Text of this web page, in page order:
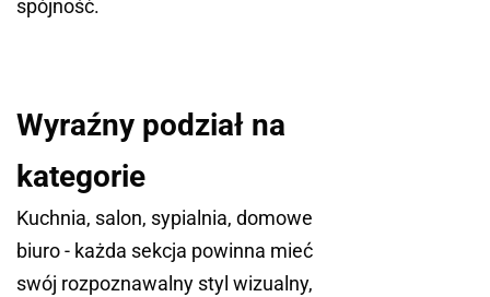
spójność.
Wyraźny podział na
kategorie
Kuchnia, salon, sypialnia, domowe
biuro - każda sekcja powinna mieć
swój rozpoznawalny styl wizualny,